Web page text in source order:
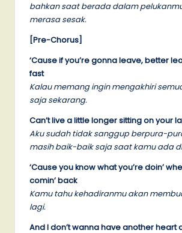
bahkan saat berada dalam
merasa sesak.
[Pre-Chorus]
‘Cause if you’re gonna leave, better
fast
Kalau memang ingin mengakhiri
saja sekarang.
Can’t live a little longer sitting on your
Aku sudah tidak sanggup berpura-
masih baik-baik saja saat kamu ada
‘Cause you know what you’re doin’
comin’ back
Kamu tahu kehadiranmu akan
lagi.
And I don’t wanna have another heart